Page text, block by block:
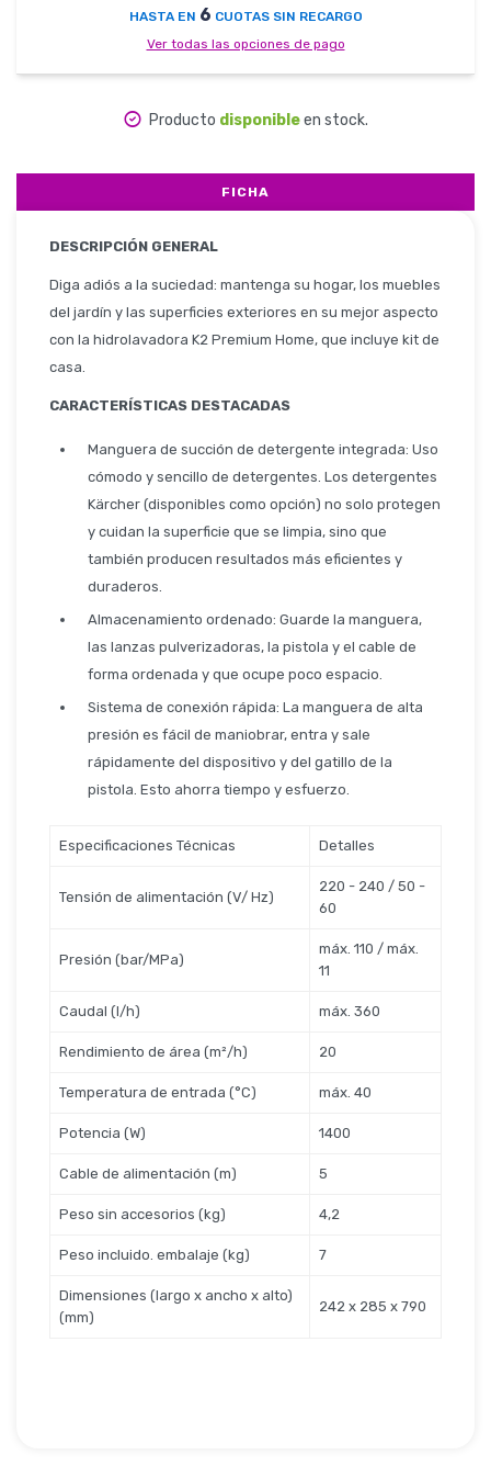
HASTA EN 6 CUOTAS SIN RECARGO
Ver todas las opciones de pago
Producto disponibleen stock.
FICHA
DESCRIPCIÓN GENERAL
Diga adiós a la suciedad: mantenga su hogar, los muebles
del jardín y las superficies exteriores en su mejor aspecto
con la hidrolavadora K2 Premium Home, que incluye kit de
casa.
CARACTERÍSTICAS DESTACADAS
Manguera de succión de detergente integrada: Uso
cómodo y sencillo de detergentes. Los detergentes
Kärcher (disponibles como opción) no solo protegen
y cuidan la superficie que se limpia, sino que
también producen resultados más eficientes y
duraderos.
Almacenamiento ordenado: Guarde la manguera,
las lanzas pulverizadoras, la pistola y el cable de
forma ordenada y que ocupe poco espacio.
Sistema de conexión rápida: La manguera de alta
presión es fácil de maniobrar, entra y sale
rápidamente del dispositivo y del gatillo de la
pistola. Esto ahorra tiempo y esfuerzo.
Especificaciones Técnicas Detalles
Tensión de alimentación (V/ Hz)
220 - 240 / 50 -
60
Presión (bar/MPa)
máx. 110 / máx.
11
Caudal (l/h) máx. 360
Rendimiento de área (m²/h) 20
Temperatura de entrada (°C) máx. 40
Potencia (W) 1400
Cable de alimentación (m) 5
Peso sin accesorios (kg) 4,2
Peso incluido. embalaje (kg) 7
Dimensiones (largo x ancho x alto)
(mm)
242 x 285 x 790
Herramientas
Belleza y Salud
Limpieza Profesional